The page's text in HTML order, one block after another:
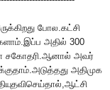
போல.கட்சி
அதில் 300
சகோதரி.ஆனால் அவர்
அதிமுக